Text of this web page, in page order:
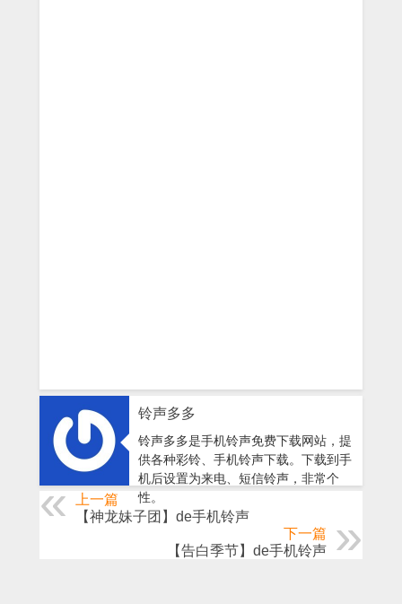
铃声多多
铃声多多是手机铃声免费下载网站，提
供各种彩铃、手机铃声下载。下载到手
机后设置为来电、短信铃声，非常个
性。
上一篇
【神龙妹子团】de手机铃声
下一篇
【告白季节】de手机铃声